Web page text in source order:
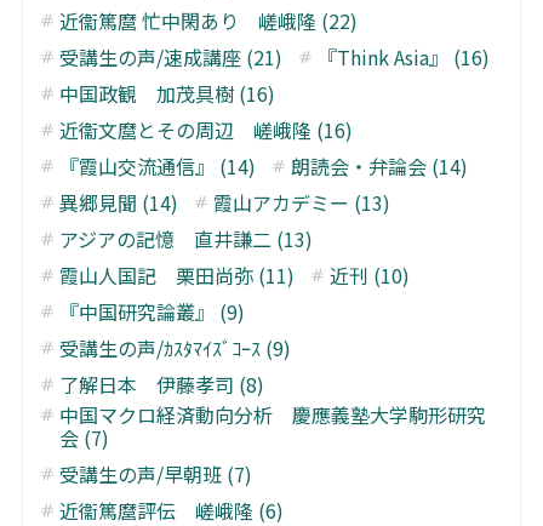
近衞篤麿 忙中閑あり 嵯峨隆 (22)
受講生の声/速成講座 (21)
『Think Asia』 (16)
中国政観 加茂具樹 (16)
近衞文麿とその周辺 嵯峨隆 (16)
『霞山交流通信』 (14)
朗読会・弁論会 (14)
異郷見聞 (14)
霞山アカデミー (13)
アジアの記憶 直井謙二 (13)
霞山人国記 栗田尚弥 (11)
近刊 (10)
『中国研究論叢』 (9)
受講生の声/ｶｽﾀﾏｲｽﾞｺｰｽ (9)
了解日本 伊藤孝司 (8)
中国マクロ経済動向分析 慶應義塾大学駒形研究
会 (7)
受講生の声/早朝班 (7)
近衞篤麿評伝 嵯峨隆 (6)